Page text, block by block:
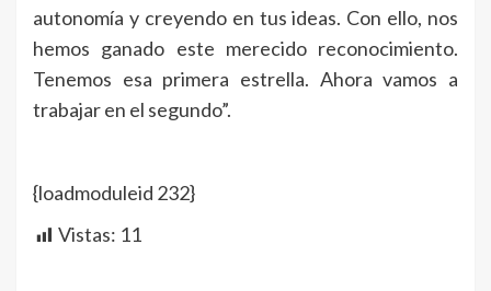
autonomía y creyendo en tus ideas. Con ello, nos
hemos ganado este merecido reconocimiento.
Tenemos esa primera estrella. Ahora vamos a
trabajar en el segundo”.
{loadmoduleid 232}
Vistas: 11